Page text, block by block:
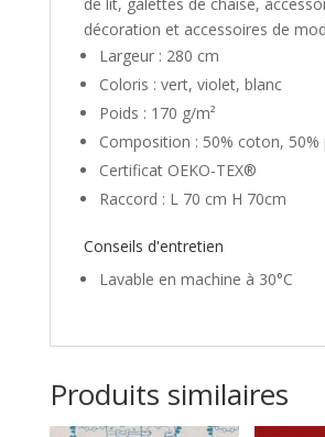
décoration et accessoires de
Largeur : 280 cm
Coloris : vert, violet, blanc
Poids : 170 g/m²
Composition : 50% coton, 50%
Certificat OEKO-TEX®
Raccord : L 70 cm H 70cm
Conseils d'entretien
Lavable en machine à 30°C
Produits similaires